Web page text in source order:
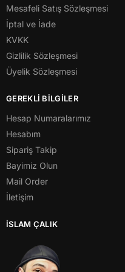
Mesafeli Satış Sözleşmesi
İptal ve İade
KVKK
Gizlilik Sözleşmesi
Üyelik Sözleşmesi
GEREKLİ BİLGİLER
Hesap Numaralarımız
Hesabım
Sipariş Takip
Bayimiz Olun
Mail Order
İletişim
İSLAM ÇALIK